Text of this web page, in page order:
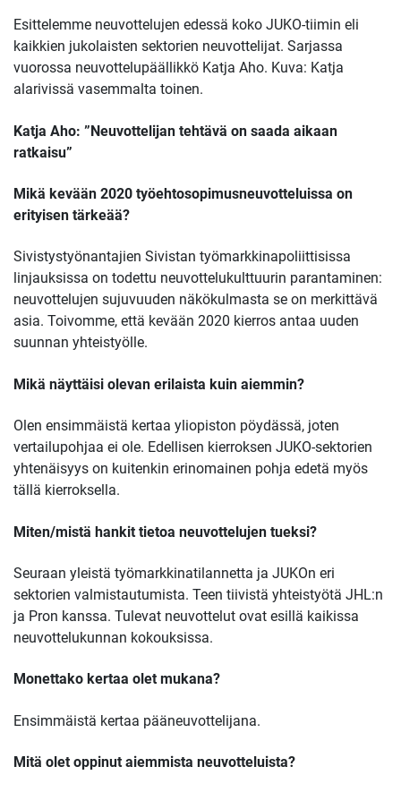
Esittelemme neuvottelujen edessä koko JUKO-tiimin eli
kaikkien jukolaisten sektorien neuvottelijat. Sarjassa
vuorossa neuvottelupäällikkö Katja Aho. Kuva: Katja
alarivissä vasemmalta toinen.
Katja Aho: ”Neuvottelijan tehtävä on saada aikaan
ratkaisu”
Mikä kevään 2020 työehtosopimusneuvotteluissa on
erityisen tärkeää?
Sivistystyönantajien Sivistan työmarkkinapoliittisissa
linjauksissa on todettu neuvottelukulttuurin parantaminen:
neuvottelujen sujuvuuden näkökulmasta se on merkittävä
asia. Toivomme, että kevään 2020 kierros antaa uuden
suunnan yhteistyölle.
Mikä näyttäisi olevan erilaista kuin aiemmin?
Olen ensimmäistä kertaa yliopiston pöydässä, joten
vertailupohjaa ei ole. Edellisen kierroksen JUKO-sektorien
yhtenäisyys on kuitenkin erinomainen pohja edetä myös
tällä kierroksella.
Miten/mistä hankit tietoa neuvottelujen tueksi?
Seuraan yleistä työmarkkinatilannetta ja JUKOn eri
sektorien valmistautumista. Teen tiivistä yhteistyötä JHL:n
ja Pron kanssa. Tulevat neuvottelut ovat esillä kaikissa
neuvottelukunnan kokouksissa.
Monettako kertaa olet mukana?
Ensimmäistä kertaa pääneuvottelijana.
Mitä olet oppinut aiemmista neuvotteluista?